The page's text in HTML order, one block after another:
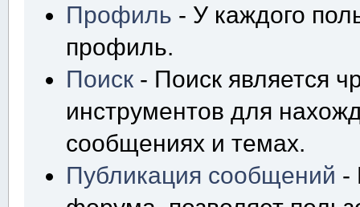
Профиль - У каждого
профиль.
Поиск - Поиск является
инструментов для
сообщениях и темах.
Публикация сообщений -